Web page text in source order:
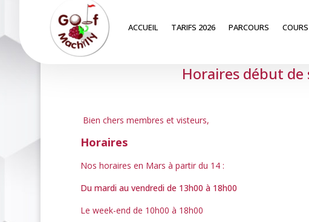
ACCUEIL TARIFS 2026 PARCOURS
Horaires début
Bien chers membres et visteurs,
Horaires
Nos horaires en Mars à partir du 14 :
Du mardi au vendredi de 13h00 à 18h00
Le week-end de 10h00 à 18h00